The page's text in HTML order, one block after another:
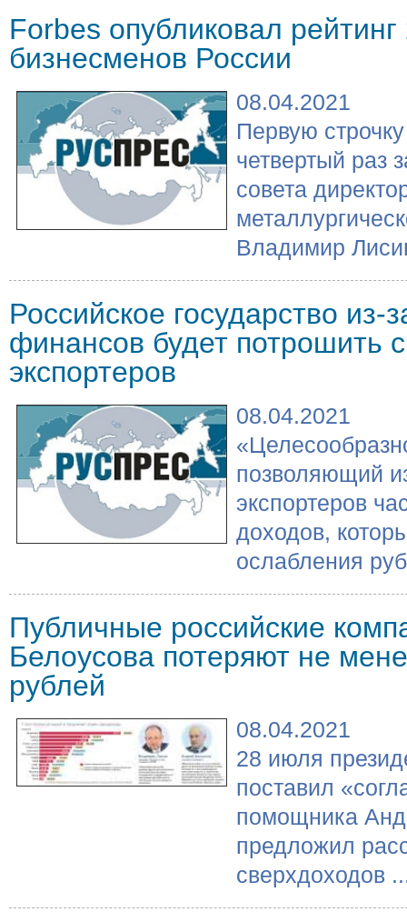
Forbes опубликовал
бизнесменов России
08.04.2021
Первую
четвертый раз
совета
Владимир
Российское государство из-
финансов будет потрошить
экспортеров
08.04.2021
позволяющий
экспортеров
доходов,
ослабления
Публичные российские
Белоусова потеряют не
рублей
08.04.2021
28 июля
поставил
помощника
предложил
сверхдоходов